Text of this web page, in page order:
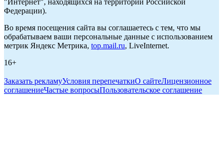
"Интернет", находящихся на территории Российской
Федерации).
Во время посещения сайта вы соглашаетесь с тем, что мы
обрабатываем ваши персональные данные с использованием
метрик Яндекс Метрика, top.mail.ru, LiveInternet.
16+
Заказать рекламуУсловия перепечаткиО сайтеЛицензионное
соглашениеЧастые вопросыПользовательское соглашение